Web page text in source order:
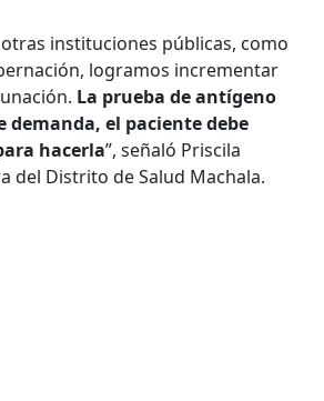
instituciones públicas, como
logramos incrementar
La prueba de antígeno
demanda, el paciente debe
hacerla”, señaló Priscila
del Distrito de Salud Machala.